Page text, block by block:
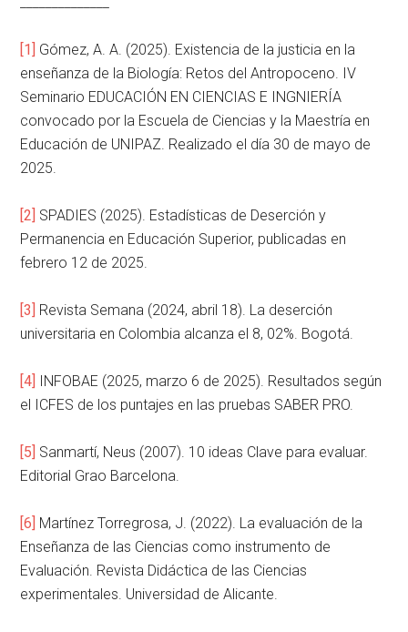
[1]
Gómez, A. A. (2025). Existencia de la justicia en la
enseñanza de la Biología: Retos del Antropoceno. IV
Seminario EDUCACIÓN EN CIENCIAS E INGNIERÍA
convocado por la Escuela de Ciencias y la Maestría en
Educación de UNIPAZ. Realizado el día 30 de mayo de
2025.
[2] SPADIES (2025). Estadísticas de Deserción y
Permanencia en Educación Superior, publicadas en
febrero 12 de 2025.
[3]
Revista Semana (2024, abril 18). La deserción
universitaria en Colombia alcanza el 8, 02%. Bogotá.
[4]
INFOBAE (2025, marzo 6 de 2025). Resultados según
el ICFES de los puntajes en las pruebas SABER PRO.
[5] Sanmartí, Neus (2007). 10 ideas Clave para evaluar.
Editorial Grao Barcelona.
[6] Martínez Torregrosa, J. (2022). La evaluación de la
Enseñanza de las Ciencias como instrumento de
Evaluación. Revista Didáctica de las Ciencias
experimentales. Universidad de Alicante.